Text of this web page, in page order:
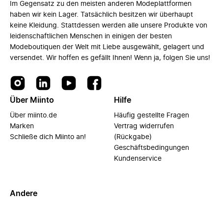
Im Gegensatz zu den meisten anderen Modeplattformen
haben wir kein Lager. Tatsächlich besitzen wir überhaupt
keine Kleidung. Stattdessen werden alle unsere Produkte von
leidenschaftlichen Menschen in einigen der besten
Modeboutiquen der Welt mit Liebe ausgewählt, gelagert und
versendet. Wir hoffen es gefällt Ihnen! Wenn ja, folgen Sie uns!
Über Miinto
Über miinto.de
Marken
Schließe dich Miinto an!
Hilfe
Häufig gestellte Fragen
Vertrag widerrufen
(Rückgabe)
Geschäftsbedingungen
Kundenservice
Andere